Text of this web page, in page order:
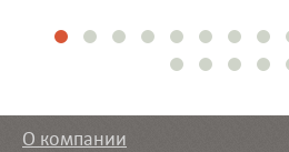
О компании